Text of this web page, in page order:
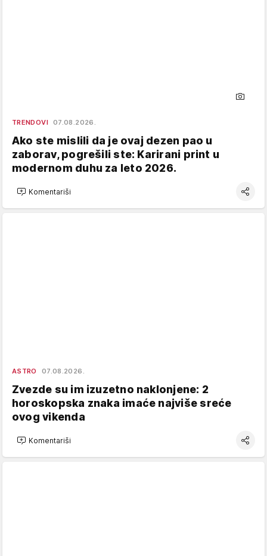
TRENDOVI 07.08.2026.
Ako ste mislili da je ovaj dezen pao u
zaborav, pogrešili ste: Karirani print u
modernom duhu za leto 2026.
Komentariši
ASTRO 07.08.2026.
Zvezde su im izuzetno naklonjene: 2
horoskopska znaka imaće najviše sreće
ovog vikenda
Komentariši